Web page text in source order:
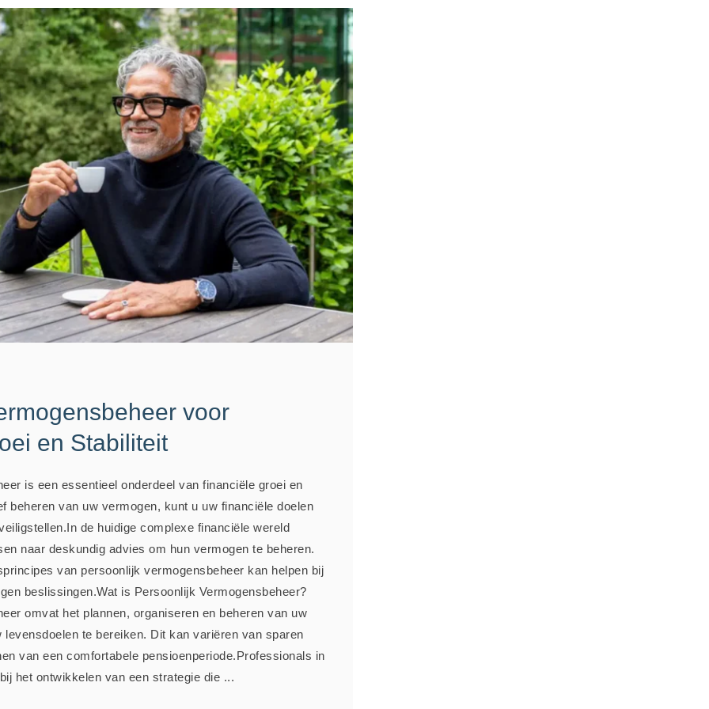
voor
en Stabiliteit
is een essentieel onderdeel van financiële groei en
beheren van uw vermogen, kunt u uw financiële doelen
de huidige complexe financiële wereld
naar deskundig advies om hun vermogen te beheren.
van persoonlijk vermogensbeheer kan helpen bij
beslissingen.Wat is Persoonlijk Vermogensbeheer?
omvat het plannen, organiseren en beheren van uw
levensdoelen te bereiken. Dit kan variëren van sparen
van een comfortabele pensioenperiode.Professionals in
het ontwikkelen van een strategie die ...